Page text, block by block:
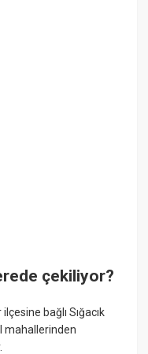
çekiliyor?
bağlı Sığacık
mahallerinden